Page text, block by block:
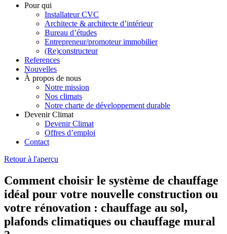
Pour qui
Installateur CVC
Architecte & architecte d’intérieur
Bureau d’études
Entrepreneur/promoteur immobilier
(Re)constructeur
References
Nouvelles
À propos de nous
Notre mission
Nos climats
Notre charte de développement durable
Devenir Climat
Devenir Climat
Offres d’emploi
Contact
Retour à l'aperçu
Comment choisir le système de chauffage
idéal pour votre nouvelle construction ou
votre rénovation : chauffage au sol,
plafonds climatiques ou chauffage mural